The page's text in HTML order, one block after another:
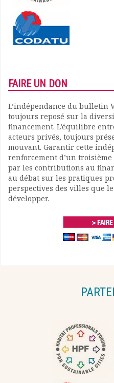
FAIRE UN DON
L’indépendance du bulletin
toujours reposé sur la
financement. L’équilibre
acteurs privés, toujours
mouvant. Garantir cette
renforcement d’un
par les contributions au
au débat sur les pratiques
perspectives des villes que
développer.